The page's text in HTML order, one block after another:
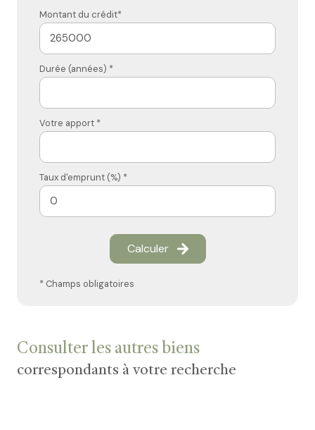
Montant du crédit*
Durée (années) *
Votre apport *
Taux d'emprunt (%) *
Calculer
* Champs obligatoires
Consulter les autres biens
correspondants à votre recherche